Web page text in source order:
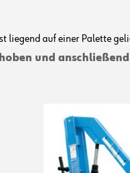
liegend auf einer Palette
und